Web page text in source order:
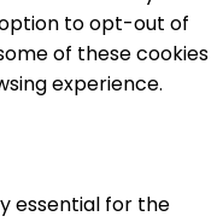
to opt-out of
of these cookies
experience.
essential for the